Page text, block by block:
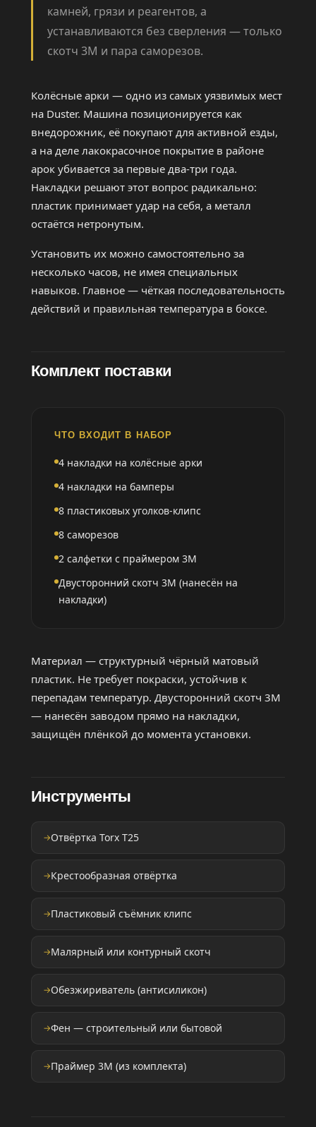
камней, грязи и реагентов, а
устанавливаются без сверления — только
скотч 3M и пара саморезов.
Колёсные арки — одно из самых уязвимых мест
на Duster. Машина позиционируется как
внедорожник, её покупают для активной езды,
а на деле лакокрасочное покрытие в районе
арок убивается за первые два-три года.
Накладки решают этот вопрос радикально:
пластик принимает удар на себя, а металл
остаётся нетронутым.
Установить их можно самостоятельно за
несколько часов, не имея специальных
навыков. Главное — чёткая последовательность
действий и правильная температура в боксе.
Комплект поставки
ЧТО ВХОДИТ В НАБОР
4 накладки на колёсные арки
4 накладки на бамперы
8 пластиковых уголков-клипс
8 саморезов
2 салфетки с праймером 3M
Двусторонний скотч 3M (нанесён на
накладки)
Материал — структурный чёрный матовый
пластик. Не требует покраски, устойчив к
перепадам температур. Двусторонний скотч 3M
— нанесён заводом прямо на накладки,
защищён плёнкой до момента установки.
Инструменты
Отвёртка Torx T25
Крестообразная отвёртка
Пластиковый съёмник клипс
Малярный или контурный скотч
Обезжириватель (антисиликон)
Фен — строительный или бытовой
Праймер 3M (из комплекта)